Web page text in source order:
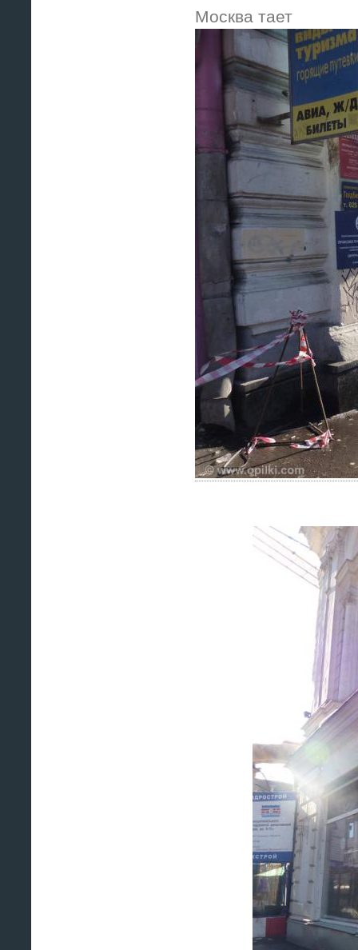
Москва тает